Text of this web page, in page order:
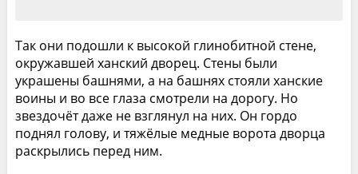
Так они подошли к высокой глинобитной стене,
окружавшей ханский дворец. Стены были
украшены башнями, а на башнях стояли ханские
воины и во все глаза смотрели на дорогу. Но
звездочёт даже не взглянул на них. Он гордо
поднял голову, и тяжёлые медные ворота дворца
раскрылись перед ним.